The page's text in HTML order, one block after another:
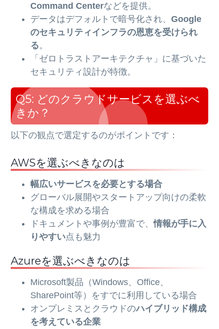
Command Centerなどを提供。
データはデフォルトで暗号化され、Google
のセキュリティインフラの恩恵を受けられ
る。
「ゼロトラストアーキテクチャ」に基づいた
セキュリティ設計が特徴。
Q5: どのクラウドサービスを選ぶべ
きか？
以下の観点で選定するのがポイントです：
AWSを選ぶべきなのは
幅広いサービスを必要とする場合
グローバル展開やスタートアップ向けの柔軟
な構成を求める場合
ドキュメントや事例が豊富で、情報が手に入
りやすい点も魅力
Azureを選ぶべきなのは
Microsoft製品（Windows、Office、
SharePoint等）をすでに利用している場合
オンプレミスとクラウドのハイブリッド構成
を考えている企業